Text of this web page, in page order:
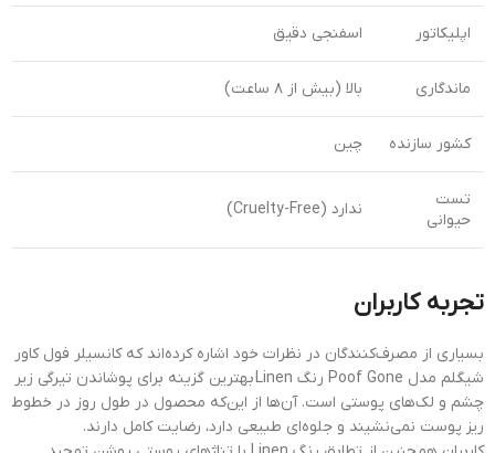
اپلیکاتور اسفنجی دقیق
ماندگاری بالا (بیش از ۸ ساعت)
کشور سازنده چین
تست
حیوانی
ندارد (Cruelty-Free)
تجربه کاربران
بسیاری از مصرف‌کنندگان در نظرات خود اشاره کرده‌اند که کانسیلر فول کاور
شیگلم مدل Poof Gone رنگ Linen بهترین گزینه برای پوشاندن تیرگی زیر
چشم و لک‌های پوستی است. آن‌ها از این‌که محصول در طول روز در خطوط
ریز پوست نمی‌نشیند و جلوه‌ای طبیعی دارد، رضایت کامل دارند.